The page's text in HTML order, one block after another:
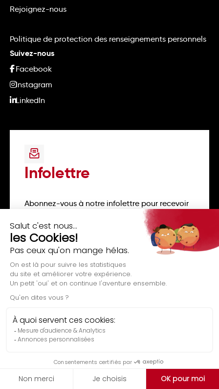
Évaluation gratuite
Rejoignez-nous
Politique de protection des renseignements personnels
Suivez-nous
Facebook
Instagram
LinkedIn
Infolettre
Abonnez-vous à notre infolettre pour recevoir
les alertes concernant nos formations et rester
connecté avec les tendances du web!